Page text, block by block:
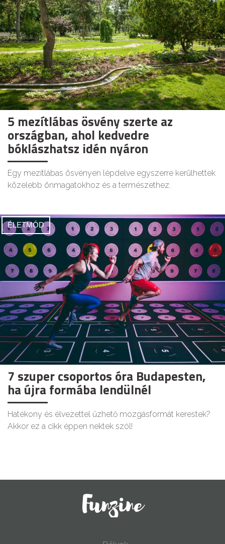
5 mezítlábas ösvény szerte az
országban, ahol kedvedre
bóklászhatsz idén nyáron
Egy mezítlábas ösvényen lépdelve egyszerre kerülhettek
közelebb önmagatokhoz és a természethez.
ÉLETMÓD
7 szuper csoportos óra Budapesten,
ha újra formába lendülnél
Hatékony és élvezettel űzhető mozgásformát kerestek?
Akkor ez a cikk éppen nektek szól!